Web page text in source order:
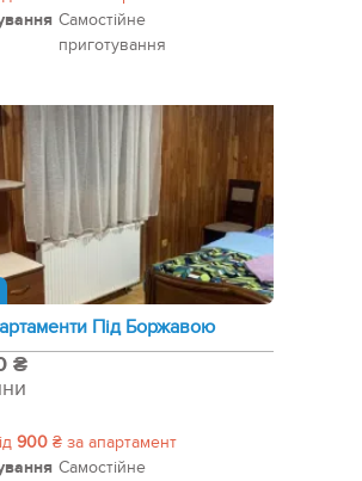
Самостійне
приготування
Під Боржавою
₴
900 ₴ за апартамент
Самостійне